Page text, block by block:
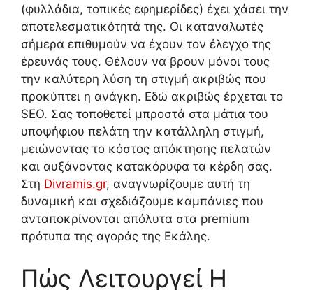
(φυλλάδια, τοπικές εφημερίδες) έχει χάσει την
αποτελεσματικότητά της. Οι καταναλωτές
σήμερα επιθυμούν να έχουν τον έλεγχο της
έρευνάς τους. Θέλουν να βρουν μόνοι τους
την καλύτερη λύση τη στιγμή ακριβώς που
προκύπτει η ανάγκη. Εδώ ακριβώς έρχεται το
SEO. Σας τοποθετεί μπροστά στα μάτια του
υποψήφιου πελάτη την κατάλληλη στιγμή,
μειώνοντας το κόστος απόκτησης πελατών
και αυξάνοντας κατακόρυφα τα κέρδη σας.
Στη Divramis.gr, αναγνωρίζουμε αυτή τη
δυναμική και σχεδιάζουμε καμπάνιες που
ανταποκρίνονται απόλυτα στα premium
πρότυπα της αγοράς της Εκάλης.
Πώς Λειτουργεί Η